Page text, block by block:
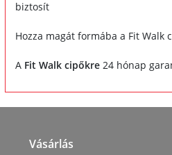
biztosít
Hozza magát formába a Fit Walk
A Fit Walk cipőkre 24 hónap
Vásárlás